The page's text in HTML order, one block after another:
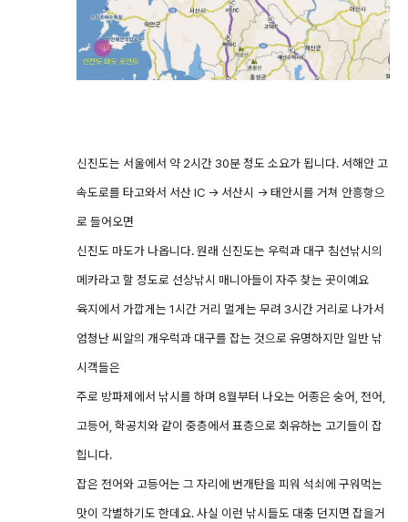
신진도는 서울에서 약 2시간 30분 정도 소요가 됩니다. 서해안 고
속도로를 타고와서 서산 IC -> 서산시 -> 태안시를 거쳐 안흥항으
로 들어오면
신진도 마도가 나옵니다. 원래 신진도는 우럭과 대구 침선낚시의
메카라고 할 정도로 선상낚시 매니아들이 자주 찾는 곳이예요
육지에서 가깝게는 1시간 거리 멀게는 무려 3시간 거리로 나가서
엄청난 씨알의 개우럭과 대구를 잡는 것으로 유명하지만 일반 낚
시객들은
주로 방파제에서 낚시를 하며 8월부터 나오는 어종은 숭어, 전어,
고등어, 학공치와 같이 중층에서 표층으로 회유하는 고기들이 잡
힙니다.
잡은 전어와 고등어는 그 자리에 번개탄을 피워 석쇠에 구워먹는
맛이 각별하기도 한데요. 사실 이런 낚시들도 대충 던지면 잡을거